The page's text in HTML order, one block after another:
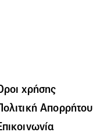
χρήσης
Απορρήτου